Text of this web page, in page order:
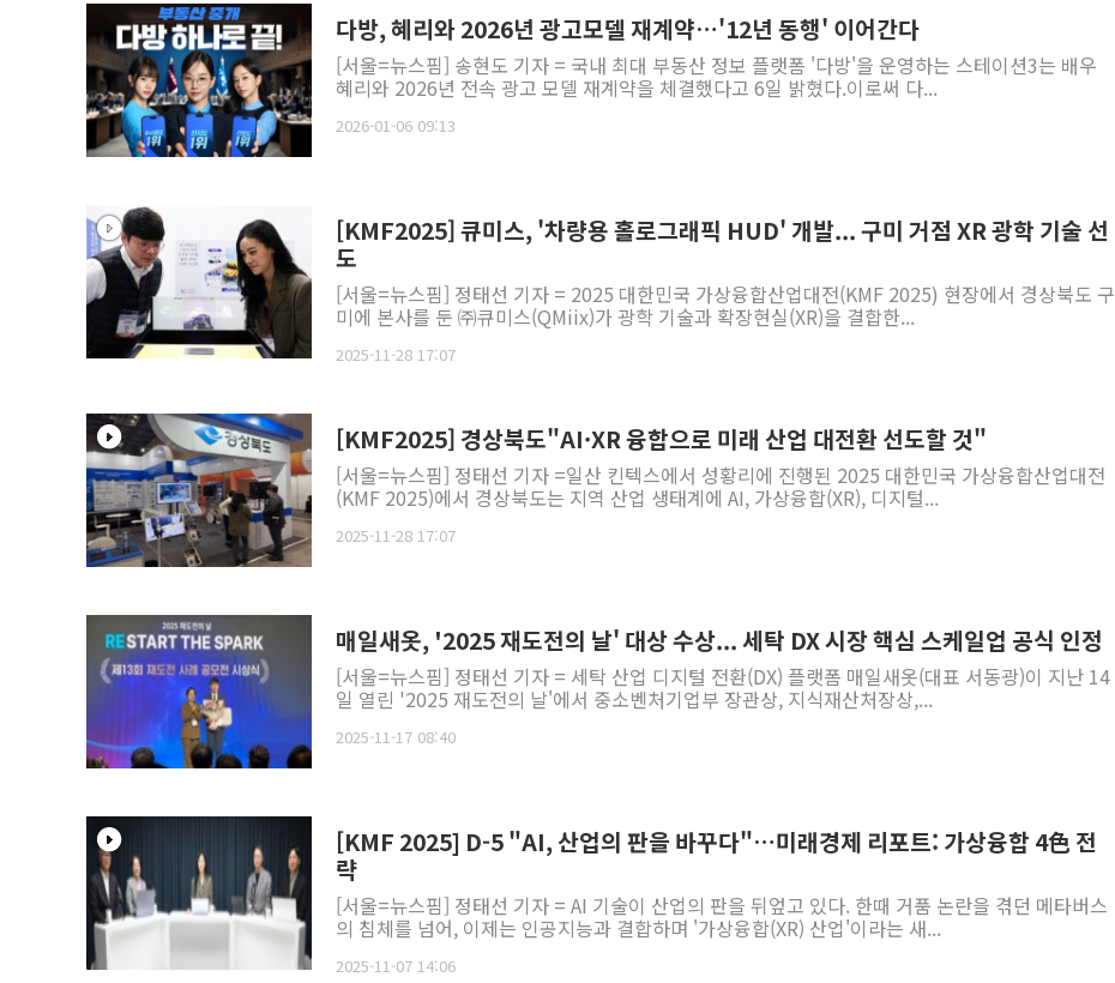
다방, 혜리와 2026년 광고모델 재계약…'12년 동행' 이어간다
[서울=뉴스핌] 송현도 기자 = 국내 최대 부동산 정보 플랫폼 '다방'을 운영하는 스테이션3는 배우
혜리와 2026년 전속 광고 모델 재계약을 체결했다고 6일 밝혔다.이로써 다...
2026-01-06 09:13
[KMF2025] 큐미스, '차량용 홀로그래픽 HUD' 개발... 구미 거점 XR 광학 기술 선
도
[서울=뉴스핌] 정태선 기자 = 2025 대한민국 가상융합산업대전(KMF 2025) 현장에서 경상북도 구
미에 본사를 둔 ㈜큐미스(QMiix)가 광학 기술과 확장현실(XR)을 결합한...
2025-11-28 17:07
[KMF2025] 경상북도"AI·XR 융합으로 미래 산업 대전환 선도할 것"
[서울=뉴스핌] 정태선 기자 =일산 킨텍스에서 성황리에 진행된 2025 대한민국 가상융합산업대전
(KMF 2025)에서 경상북도는 지역 산업 생태계에 AI, 가상융합(XR), 디지털...
2025-11-28 17:07
매일새옷, '2025 재도전의 날' 대상 수상... 세탁 DX 시장 핵심 스케일업 공식 인정
[서울=뉴스핌] 정태선 기자 = 세탁 산업 디지털 전환(DX) 플랫폼 매일새옷(대표 서동광)이 지난 14
일 열린 '2025 재도전의 날'에서 중소벤처기업부 장관상, 지식재산처장상,...
2025-11-17 08:40
[KMF 2025] D-5 "AI, 산업의 판을 바꾸다"…미래경제 리포트: 가상융합 4色 전
략
[서울=뉴스핌] 정태선 기자 = AI 기술이 산업의 판을 뒤엎고 있다. 한때 거품 논란을 겪던 메타버스
의 침체를 넘어, 이제는 인공지능과 결합하며 '가상융합(XR) 산업'이라는 새...
2025-11-07 14:06